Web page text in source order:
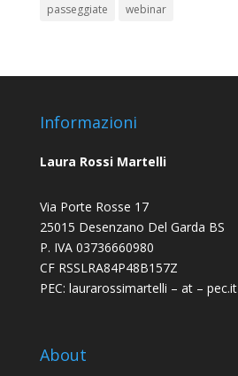
passeggiate
webinar
Informazioni
Laura Rossi Martelli
Via Porte Rosse 17
25015 Desenzano Del Garda BS
P. IVA 03736660980
CF RSSLRA84P48B157Z
PEC: laurarossimartelli – at – pec.it
About